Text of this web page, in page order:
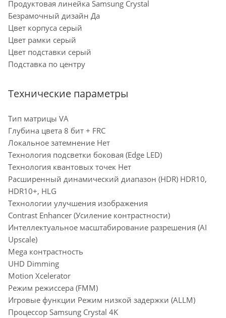
Продуктовая линейка Samsung Crystal
Безрамочный дизайн Да
Цвет корпуса серый
Цвет рамки серый
Цвет подставки серый
Подставка по центру
Технические параметры
Тип матрицы VA
Глубина цвета 8 бит + FRC
Локальное затемнение Нет
Технология подсветки боковая (Edge LED)
Технология квантовых точек Нет
Расширенный динамический диапазон (HDR) HDR10,
HDR10+, HLG
Технологии улучшения изображения
Contrast Enhancer (Усиление контрастности)
Интеллектуальное масштабирование разрешения (AI
Upscale)
Mega контрастность
UHD Dimming
Motion Xcelerator
Режим режиссера (FMM)
Игровые функции Режим низкой задержки (ALLM)
Процессор Samsung Crystal 4K